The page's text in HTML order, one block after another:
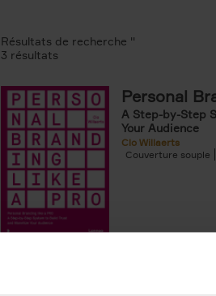
Résultats de recherche ''
3 résultats
Personal
A Step-by-Step
Your Audience
Clo Willaerts
Couverture souple